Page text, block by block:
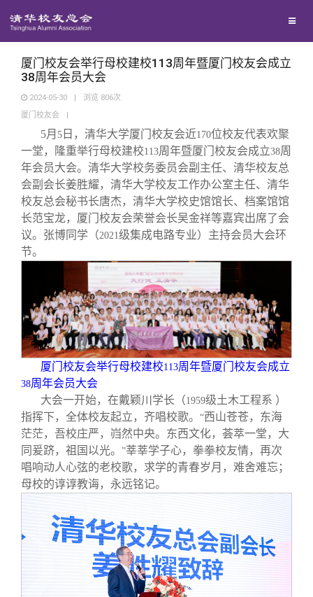
地区联络
年级联络
院系校友工作
专业委员会
兴趣群体
西南联大校友会
回馈母校
捐赠项目
捐赠新闻
捐赠纪事
捐赠方法
义工计划
媒体平台
《清华校友通讯》
《水木清华》
我要订阅
新媒体平台
百年清华
清华人物
清华故事
青春风采
校友文苑
校友讲坛
校友视界
校友服务
终身学习
信息化服务
三创大赛
实用信息
校友总会
总会简介
会长致辞
总会章程
理事会名单
制度法规
联系我们
厦门校友会举行母校建校113周年暨厦门校友会成立
38周年会员大会
2024-05-30 | 浏览 806次
厦门校友会
|
5月 5 日，清华大学厦门校友会近170位校友代表欢聚
一堂，隆重举行母校建校113周年暨厦门校友会成立38周
年会员大会。清华大学校务委员会副主任、清华校友总
会副会长姜胜耀，清华大学校友工作办公室主任、清华
校友总会秘书长唐杰，清华大学校史馆馆长、档案馆馆
长范宝龙，厦门校友会荣誉会长吴金祥等嘉宾出席了会
议。张博同学（2021级集成电路专业）主持会员大会环
节。
厦门校友会举行母校建校113周年暨厦门校友会成立
38周年会员大会
大会一开始，在戴颖川学长（1959级土木工程系 ）
指挥下，全体校友起立，齐唱校歌。 “西山苍苍，东海
茫茫，吾校庄严，岿然中央。东西文化，荟萃一堂，大
同爰跻，祖国以光。 ”莘莘学子心，拳拳校友情，再次
唱响动人心弦的老校歌，求学的青春岁月，难舍难忘；
母校的谆谆教诲，永远铭记。